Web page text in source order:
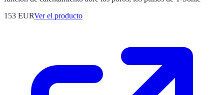
153 EURVer el producto